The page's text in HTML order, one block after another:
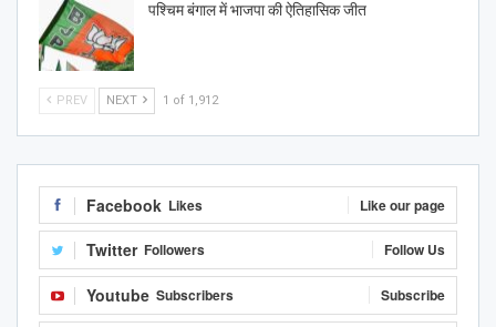
पश्चिम बंगाल में भाजपा की ऐतिहासिक जीत
PREV NEXT 1 of 1,912
Facebook Likes Like our page
Twitter Followers Follow Us
Youtube Subscribers Subscribe